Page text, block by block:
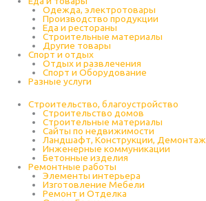
Одежда, электротовары
Производство продукции
Еда и рестораны
Строительные материалы
Другие товары
Спорт и отдых
Отдых и развлечения
Спорт и Оборудование
Разные услуги
Строительство, благоустройство
Строительство домов
Строительные материалы
Сайты по недвижимости
Ландшафт, Конструкции, Демонтаж
Инженерные коммуникации
Бетонные изделия
Ремонтные работы
Элементы интерьера
Изготовление Мебели
Ремонт и Отделка